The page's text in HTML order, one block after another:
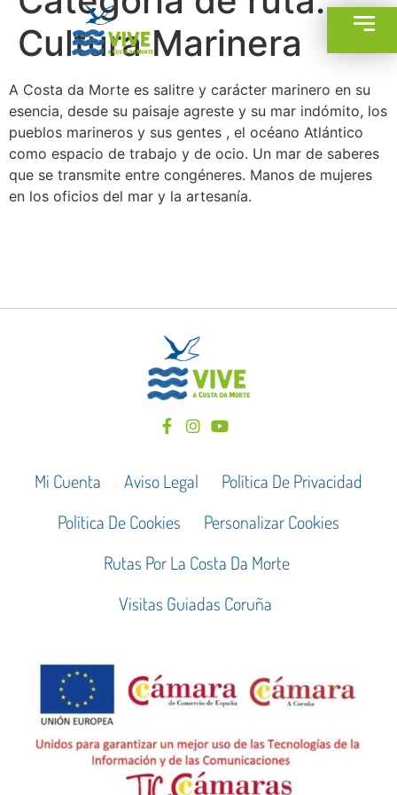
Cultura Marinera
A Costa da Morte es salitre y carácter marinero en su
esencia, desde su paisaje agreste y su mar indómito, los
pueblos marineros y sus gentes , el océano Atlántico
como espacio de trabajo y de ocio. Un mar de saberes
que se transmite entre congéneres. Manos de mujeres
en los oficios del mar y la artesanía.
Mi Cuenta Aviso Legal
Política De Privacidad
Política De Cookies
Personalizar Cookies
Rutas Por La Costa Da Morte
Visitas Guiadas Coruña